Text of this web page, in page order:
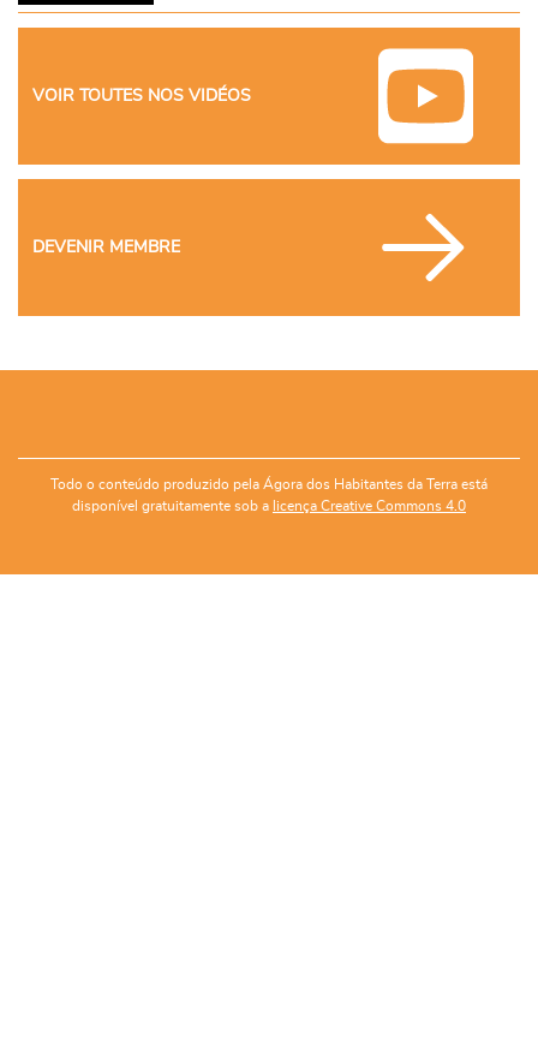
VOIR TOUTES NOS VIDÉOS
DEVENIR MEMBRE
Todo o conteúdo produzido pela Ágora dos Habitantes da Terra está
disponível gratuitamente sob a licença Creative Commons 4.0